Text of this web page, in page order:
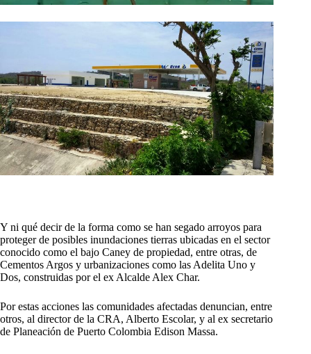
Y ni qué decir de la forma como se han segado arroyos para
proteger de posibles inundaciones tierras ubicadas en el sector
conocido como el bajo Caney de propiedad, entre otras, de
Cementos Argos y urbanizaciones como las Adelita Uno y
Dos, construidas por el ex Alcalde Alex Char.
Por estas acciones las comunidades afectadas denuncian, entre
otros, al director de la CRA, Alberto Escolar, y al ex secretario
de Planeación de Puerto Colombia Edison Massa.